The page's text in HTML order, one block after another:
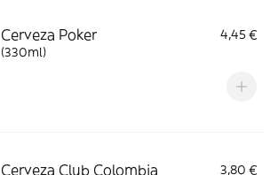
Cerveza Poker
4,45 €
(330ml)
Cerveza Club Colombia
3,80 €